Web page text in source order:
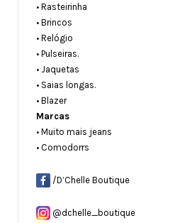
• Rasteirinha
• Brincos
• Relógio
• Pulseiras.
• Jaquetas
• Saias longas.
• Blazer
Marcas
• Muito mais jeans
• Comodorrs
/D’Chelle Boutique
@dchelle_boutique